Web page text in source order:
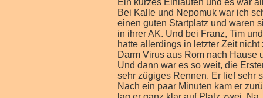
Ein kurzes Einlaufen und es war
Bei Kalle und Nepomuk war ich
einen guten Startplatz und waren
in ihrer AK. Und bei Franz, Tim
hatte allerdings in letzter Zeit
Darm Virus aus Rom nach Hause
Und dann war es so weit, die
sehr zügiges Rennen. Er lief sehr
Nach ein paar Minuten kam er